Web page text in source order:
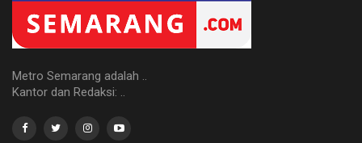
Metro Semarang adalah ..
Kantor dan Redaksi: ..